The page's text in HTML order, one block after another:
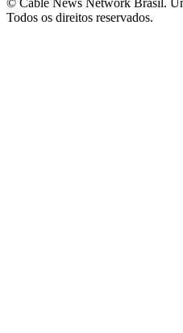
© Cable News Network Brasil.
Todos os direitos reservados.